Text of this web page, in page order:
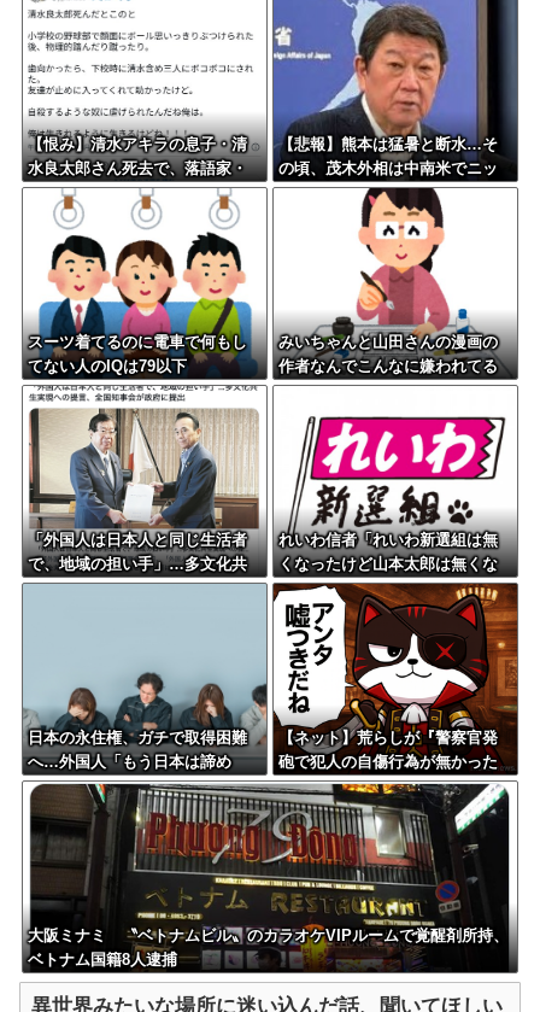
【恨み】清水アキラの息子・清
水良太郎さん死去で、落語家・
柳家小はだが「いじめ」「暴
行」被害告発
【悲報】熊本は猛暑と断水…そ
の頃、茂木外相は中南米でニッ
コリ動画公開
スーツ着てるのに電車で何もし
てない人のIQは79以下
みいちゃんと山田さんの漫画の
作者なんでこんなに嫌われてる
んだろうな
「外国人は日本人と同じ生活者
で、地域の担い手」…多文化共
生実現への提言、全国知事会が
れいわ信者「れいわ新選組は無
くなったけど山本太郎は無くな
らないからね。山本太郎Foreve
r????」
日本の永住権、ガチで取得困難
へ…外国人「もう日本は諦め
る」
【ネット】荒らしが『警察官発
砲で犯人の自傷行為が無かった
ことにされた』記事に「難癖な
記事」とイチャモン→自傷行為
の動画が拡散してマスゴミの偏
向報道確定
大阪ミナミ 〝ベトナムビル〟のカラオケVIPルームで覚醒剤所持、
ベトナム国籍8人逮捕
異世界みたいな場所に迷い込んだ話、聞いてほしい